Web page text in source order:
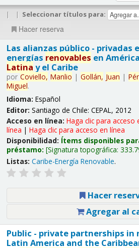
| | Seleccionar títulos para:
Hacer reserva
Las alianzas público - privadas
energías renovables en América
Latina y el Caribe
por Coviello, Manlio | Gollán, Juan |
Miguel.
Idioma: Español
Editor: Santiago de Chile: CEPAL, 2012
Acceso en línea: Haga clic para acceso
línea | Haga clic para acceso en línea
Disponibilidad: Ítems disponibles
préstamo: Signatura topográfica:
Listas: Caribe-Energía Renovable.
Hacer
Agregar al
Public - private partnerships in
Latin America and the